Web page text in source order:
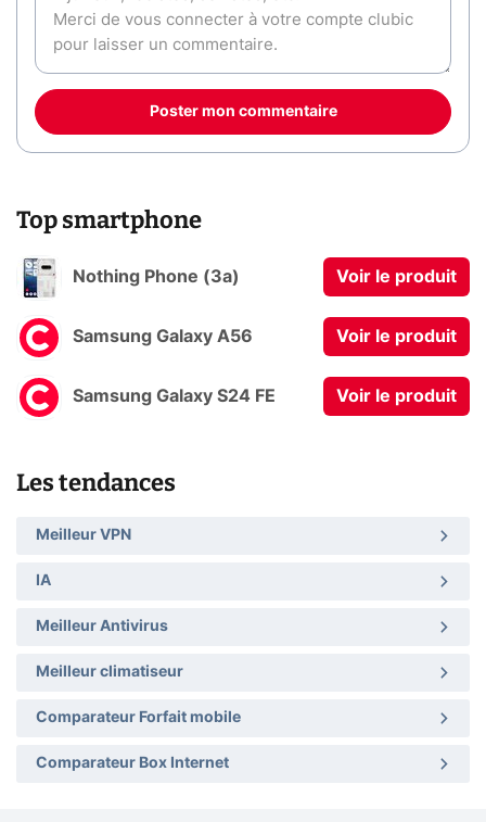
Poster mon commentaire
Top smartphone
Nothing Phone (3a) Voir le produit
Samsung Galaxy A56 Voir le produit
Samsung Galaxy S24 FE Voir le produit
Les tendances
Meilleur VPN
IA
Meilleur Antivirus
Meilleur climatiseur
Comparateur Forfait mobile
Comparateur Box Internet